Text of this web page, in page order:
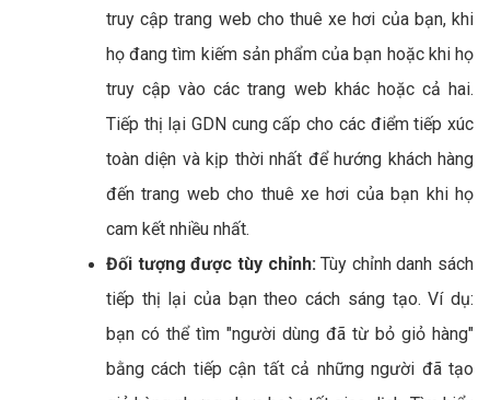
truy cập trang web cho thuê xe hơi của bạn, khi
họ đang tìm kiếm sản phẩm của bạn hoặc khi họ
truy cập vào các trang web khác hoặc cả hai.
Tiếp thị lại GDN cung cấp cho các điểm tiếp xúc
toàn diện và kịp thời nhất để hướng khách hàng
đến trang web cho thuê xe hơi của bạn khi họ
cam kết nhiều nhất.
Đối tượng được tùy chỉnh: Tùy chỉnh danh sách
tiếp thị lại của bạn theo cách sáng tạo. Ví dụ:
bạn có thể tìm "người dùng đã từ bỏ giỏ hàng"
bằng cách tiếp cận tất cả những người đã tạo